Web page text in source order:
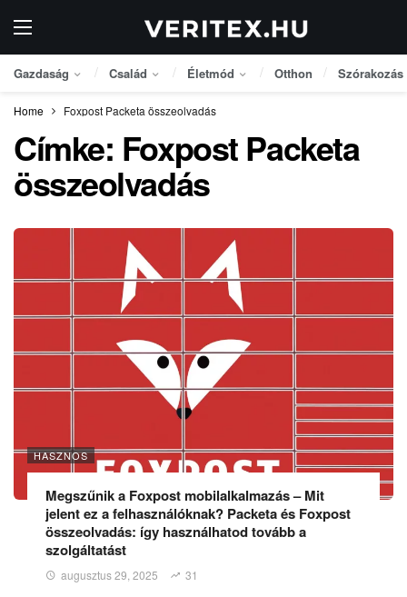
Gazdaság Család Életmód Otthon Szórakozás
Home Foxpost Packeta összeolvadás
Címke: Foxpost Packeta
összeolvadás
HASZNOS
Megszűnik a Foxpost mobilalkalmazás – Mit
jelent ez a felhasználóknak? Packeta és Foxpost
összeolvadás: így használhatod tovább a
szolgáltatást
augusztus 29, 2025 31